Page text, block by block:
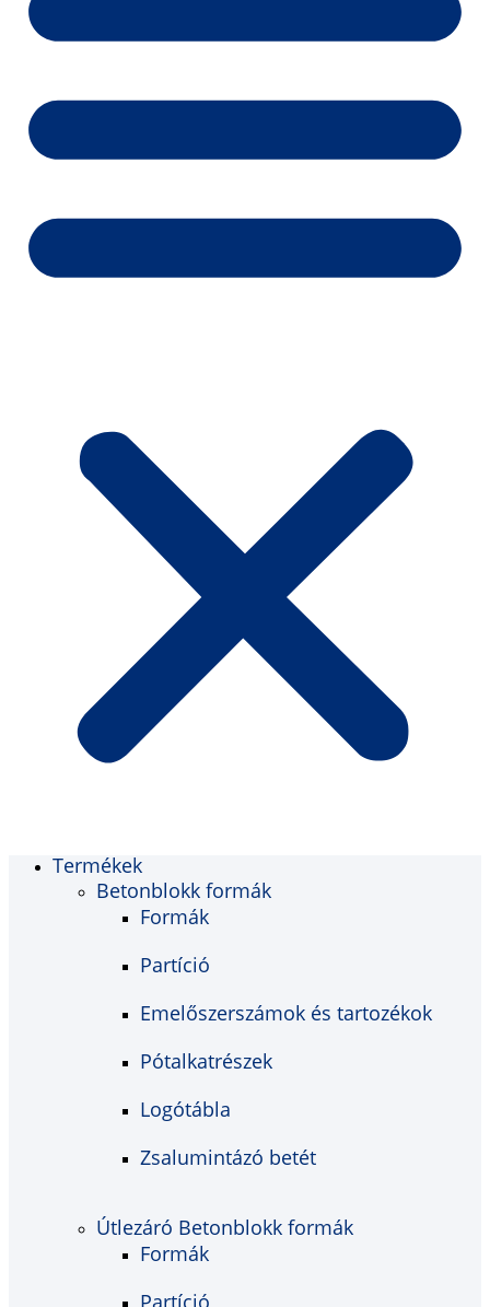
Termékek
Betonblokk formák
Formák
Partíció
Emelőszerszámok és tartozékok
Pótalkatrészek
Logótábla
Zsalumintázó betét
Útlezáró Betonblokk formák
Formák
Partíció